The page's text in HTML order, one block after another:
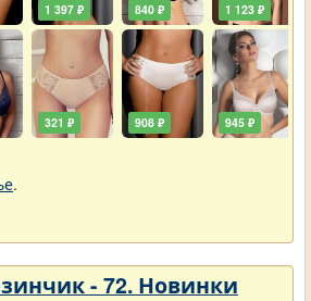
1 397 ₽
321 ₽
840 ₽
908 ₽
1 123 ₽
945 ₽
.
- 72. Новинки